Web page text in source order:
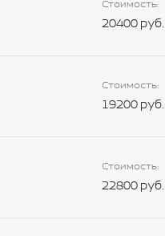
Стоимость:
20400 руб.
Стоимость:
19200 руб.
Стоимость:
22800 руб.